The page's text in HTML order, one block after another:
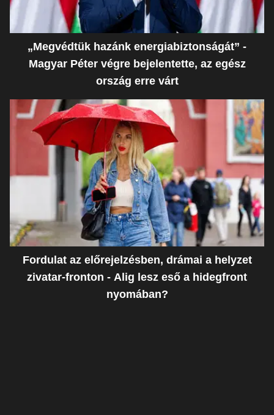
„Megvédtük hazánk energiabiztonságát” -
Magyar Péter végre bejelentette, az egész
ország erre várt
Fordulat az előrejelzésben, drámai a helyzet
zivatar-fronton - Alig lesz eső a hidegfront
nyomában?